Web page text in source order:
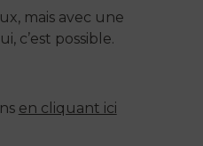
mais avec une
c’est possible.
en cliquant ici